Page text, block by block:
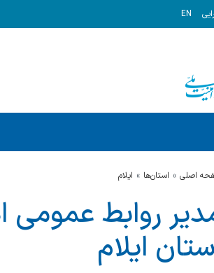
EN
اصلی استان‌ها ایلام
روابط عمومی
ایلام